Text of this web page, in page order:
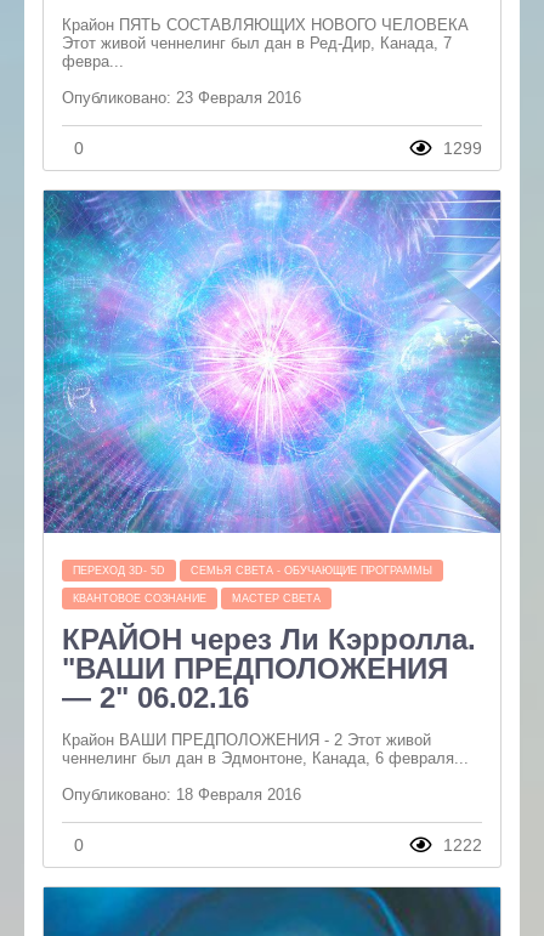
Крайон ПЯТЬ СОСТАВЛЯЮЩИХ НОВОГО ЧЕЛОВЕКА
Этот живой ченнелинг был дан в Ред-Дир, Канада, 7
февра...
Опубликовано: 23 Февраля 2016
0 1299
ПЕРЕХОД 3D- 5D СЕМЬЯ СВЕТА - ОБУЧАЮЩИЕ ПРОГРАММЫ
КВАНТОВОЕ СОЗНАНИЕ МАСТЕР СВЕТА
КРАЙОН через Ли Кэрролла.
"ВАШИ ПРЕДПОЛОЖЕНИЯ
— 2" 06.02.16
Крайон ВАШИ ПРЕДПОЛОЖЕНИЯ - 2 Этот живой
ченнелинг был дан в Эдмонтоне, Канада, 6 февраля...
Опубликовано: 18 Февраля 2016
0 1222